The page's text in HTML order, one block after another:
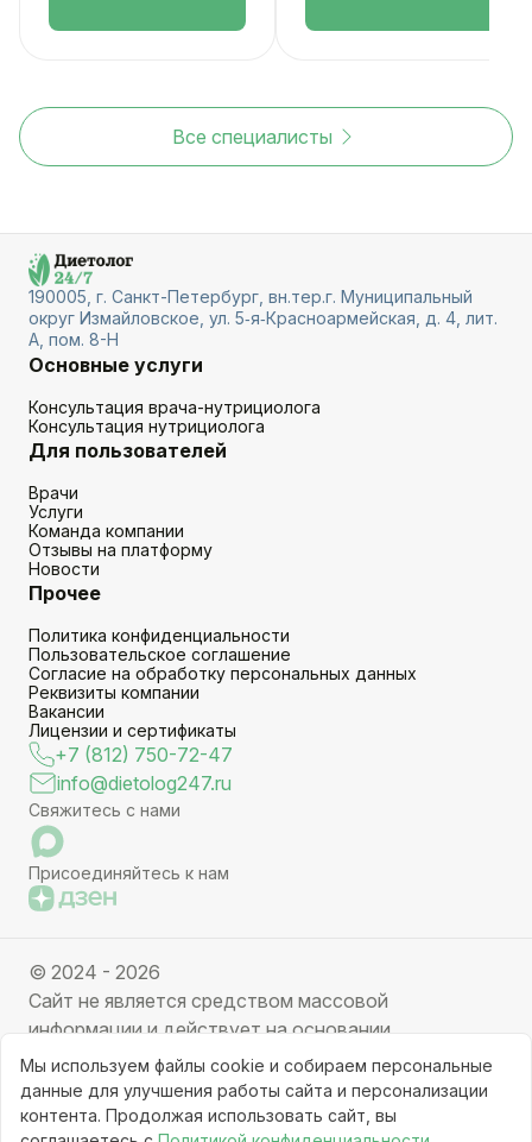
Все специалисты
190005, г. Санкт-Петербург, вн.тер.г. Муниципальный
округ Измайловское, ул. 5‑я‑Красноармейская, д. 4, лит.
А, пом. 8-Н
Основные услуги
Консультация врача-нутрициолога
Консультация нутрициолога
Для пользователей
Врачи
Услуги
Команда компании
Отзывы на платформу
Новости
Прочее
Политика конфиденциальности
Пользовательское соглашение
Согласие на обработку персональных данных
Реквизиты компании
Вакансии
Лицензии и сертификаты
+7 (812) 750-72-47
info@dietolog247.ru
Свяжитесь с нами
Присоединяйтесь к нам
© 2024 - 2026
Сайт не является средством массовой
информации и действует на основании
партнерских услуг. Отправляя заявку вы даете
свое согласие на обработку персональных данных.
Частичное или полное копирование информации с
Мы используем файлы cookie и собираем персональные
данные для улучшения работы сайта и персонализации
контента. Продолжая использовать сайт, вы